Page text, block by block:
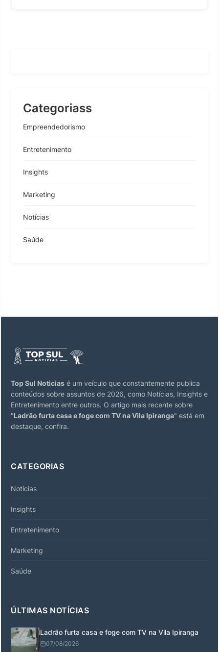
Categoriass
Empreendedorismo
Entretenimento
Insights
Marketing
Notícias
Saúde
Top Sul Noticias é um veículo que constantemente publica
conteúdos sobre assuntos de 2026, como Notícias, Insights e
Entretenimento entre outros. O artigo mais recente sobre
"Ladrão furta casa e foge com TV na Vila Ipiranga" está em
destaque, confira.
CATEGORIAS
Notícias
Insights
Entretenimento
Marketing
Saúde
ÚLTIMAS NOTÍCIAS
Ladrão furta casa e foge com TV na Vila Ipiranga
07/08/2026